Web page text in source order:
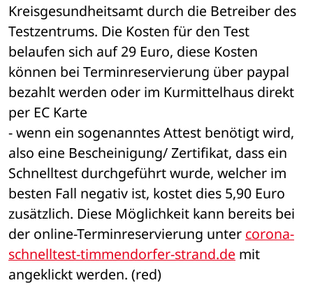
Kreisgesundheitsamt durch die Betreiber des
Testzentrums. Die Kosten für den Test
belaufen sich auf 29 Euro, diese Kosten
können bei Terminreservierung über paypal
bezahlt werden oder im Kurmittelhaus direkt
per EC Karte
- wenn ein sogenanntes Attest benötigt wird,
also eine Bescheinigung/ Zertifikat, dass ein
Schnelltest durchgeführt wurde, welcher im
besten Fall negativ ist, kostet dies 5,90 Euro
zusätzlich. Diese Möglichkeit kann bereits bei
der online-Terminreservierung unter corona-
schnelltest-timmendorfer-strand.de mit
angeklickt werden. (red)